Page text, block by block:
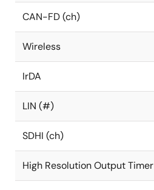
CAN-FD (ch)
Wireless
IrDA
LIN (#)
SDHI (ch)
High Resolution Output Timer